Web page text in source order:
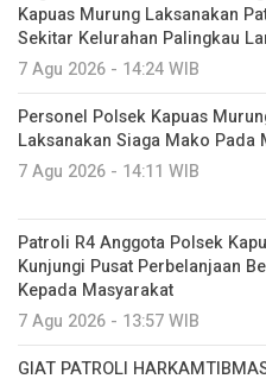
Kapuas Murung Laksanakan
Sekitar Kelurahan Palingkau
7 Agu 2026 - 14:24 WIB
Personel Polsek Kapuas
Laksanakan Siaga Mako Pada
7 Agu 2026 - 14:11 WIB
Patroli R4 Anggota Polsek
Kunjungi Pusat Perbelanjaan
Kepada Masyarakat
7 Agu 2026 - 13:57 WIB
GIAT PATROLI